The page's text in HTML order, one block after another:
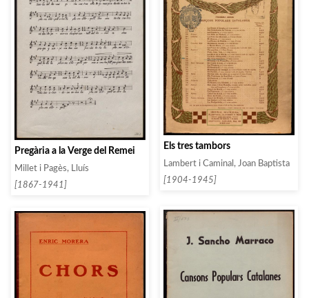
Pregària a la Verge del Remei
Millet i Pagès, Lluís
[1867-1941]
Els tres tambors
Lambert i Caminal, Joan Baptista
[1904-1945]